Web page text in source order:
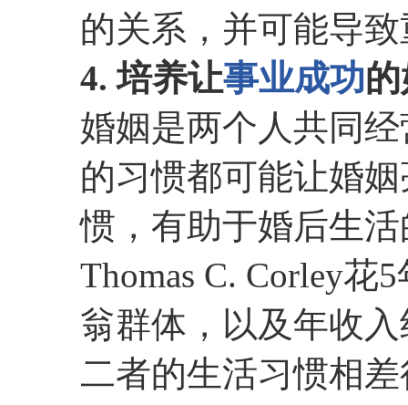
的关系，并可能导
4. 培养让事业成功
婚姻是两个人共同
的习惯都可能让婚
惯，有助于婚后生
Thomas C. Corley花
翁群体，以及年收
二者的生活习惯相